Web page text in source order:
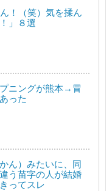
！（笑）気を揉ん
」８選
ニングが熊本→冒
った
ん）みたいに、同
う苗字の人が結婚
ってスレ